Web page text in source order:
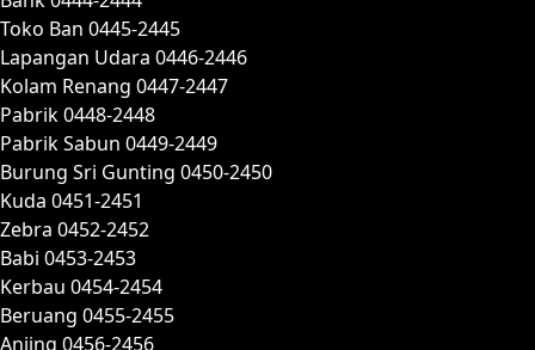
Toko Ban 0445-2445
Lapangan Udara 0446-2446
Kolam Renang 0447-2447
Pabrik 0448-2448
Pabrik Sabun 0449-2449
Burung Sri Gunting 0450-2450
Kuda 0451-2451
Zebra 0452-2452
Babi 0453-2453
Kerbau 0454-2454
Beruang 0455-2455
Anjing 0456-2456